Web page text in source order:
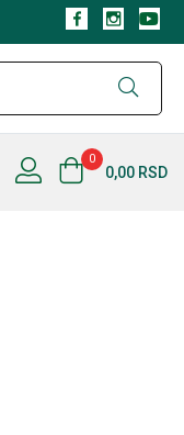
0
0,00 RSD
Nema